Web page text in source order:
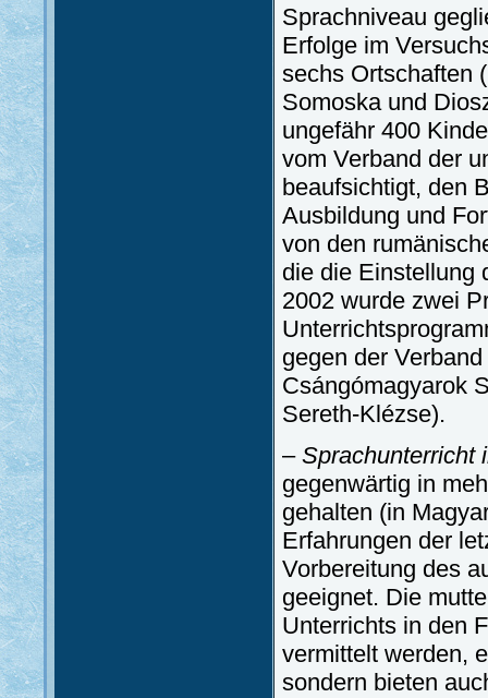
Sprachniveau
Erfolge im
sechs Ortschaften
Somoska und
ungefähr 400
vom Verband der
beaufsichtigt, den
Ausbildung und
von den
die die Einstellung
2002 wurde zwei
gegen der
Csángómagyarok
Sereth-Klézse).
– Sprachunterricht
gegenwärtig in
gehalten (in
Erfahrungen der
Vorbereitung des
geeignet. Die
Unterrichts in den
vermittelt werden,
sondern bieten